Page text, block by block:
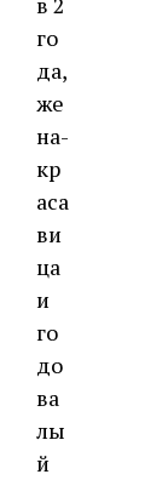
го
да,
же
на-
кр
аса
ви
ца
и
го
до
ва
лы
й